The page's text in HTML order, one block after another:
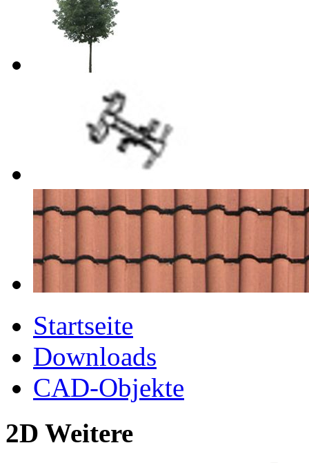
Startseite
Downloads
CAD-Objekte
2D Weitere